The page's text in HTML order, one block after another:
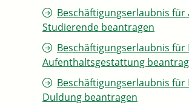
Beschäftigungserlaubnis für
Studierende beantragen
Beschäftigungserlaubnis
Aufenthaltsgestattung
Beschäftigungserlaubnis
Duldung beantragen